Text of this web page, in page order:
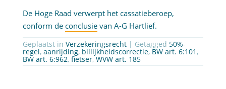
De Hoge Raad verwerpt het cassatieberoep,
conform de conclusievan A-G Hartlief.
Geplaatst in Verzekeringsrecht| Getagged 50%-
regel, aanrijding, billijkheidscorrectie, BW art. 6:101 ,
BW art. 6:962, fietser, WVW art. 185